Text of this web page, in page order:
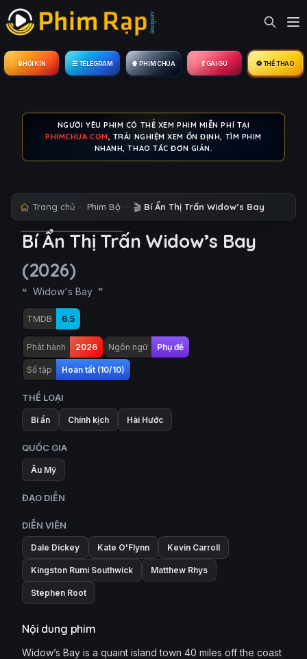
🔒︎ HỘI KÍN ☰ TELEGRAM 🍿 PHIM CHÙA 💃 GÁI GÚ ⚽ THỂ THAO
NGƯỜI YÊU PHIM CÓ THỂ XEM PHIM MIỄN PHÍ TẠI
PHIMCHUA.COM, TRẢI NGHIỆM XEM ỔN ĐỊNH, TÌM PHIM
NHANH, THAO TÁC ĐƠN GIẢN.
Trang chủ Phim Bộ 🎬 Bí Ẩn Thị Trấn Widow’s Bay
Bí Ẩn Thị Trấn Widow’s Bay
(2026)
Widow's Bay
TMDB 6.5
Phát hành 2026 Ngôn ngữ Phụ đề
Số tập Hoàn tất (10/10)
THỂ LOẠI
Bí ẩn Chính kịch Hài Hước
QUỐC GIA
Âu Mỹ
ĐẠO DIỄN
DIỄN VIÊN
Dale Dickey Kate O'Flynn Kevin Carroll
Kingston Rumi Southwick Matthew Rhys
Stephen Root
Nội dung phim
Widow’s Bay is a quaint island town 40 miles off the coast